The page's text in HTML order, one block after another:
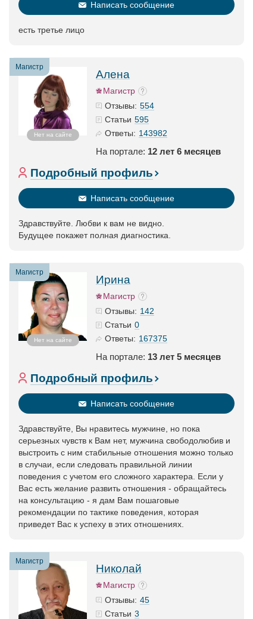
Написать сообщение
есть третье лицо
Магистр
Нет на сайте
Алена
Магистр
Отзывы: 554
Статьи 595
Ответы: 143982
На портале: 12 лет 6 месяцев
Подробный профиль
Написать сообщение
Здравствуйте. Любви к вам не видно.
Будущее покажет полная диагностика.
Магистр
Нет на сайте
Ирина
Магистр
Отзывы: 142
Статьи 0
Ответы: 167375
На портале: 13 лет 5 месяцев
Подробный профиль
Написать сообщение
Здравствуйте, Вы нравитесь мужчине, но пока
серьезных чувств к Вам нет, мужчина свободолюбив и
выстроить с ним стабильные отношения можно только
в случаи, если следовать правильной линии
поведения с учетом его сложного характера. Если у
Вас есть желание развить отношения - обращайтесь
на консультацию - я дам Вам пошаговые
рекомендации по тактике поведения, которая
приведет Вас к успеху в этих отношениях.
Магистр
Николай
Магистр
Отзывы: 45
Статьи 3